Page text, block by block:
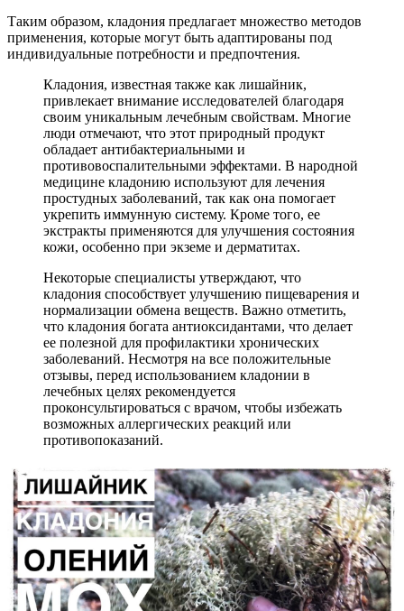
Таким образом, кладония предлагает множество методов
применения, которые могут быть адаптированы под
индивидуальные потребности и предпочтения.
Кладония, известная также как лишайник,
привлекает внимание исследователей благодаря
своим уникальным лечебным свойствам. Многие
люди отмечают, что этот природный продукт
обладает антибактериальными и
противовоспалительными эффектами. В народной
медицине кладонию используют для лечения
простудных заболеваний, так как она помогает
укрепить иммунную систему. Кроме того, ее
экстракты применяются для улучшения состояния
кожи, особенно при экземе и дерматитах.
Некоторые специалисты утверждают, что
кладония способствует улучшению пищеварения и
нормализации обмена веществ. Важно отметить,
что кладония богата антиоксидантами, что делает
ее полезной для профилактики хронических
заболеваний. Несмотря на все положительные
отзывы, перед использованием кладонии в
лечебных целях рекомендуется
проконсультироваться с врачом, чтобы избежать
возможных аллергических реакций или
противопоказаний.